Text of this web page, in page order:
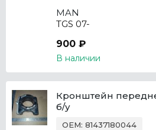
MAN
TGS 07-
900 ₽
В наличии
Кронштейн
б/у
OEM: 81437180044